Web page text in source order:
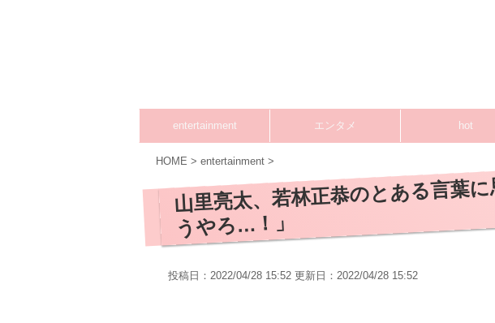
entertainment エンタメ hot
HOME > entertainment >
山里亮太、若林正恭のとある言葉
うやろ…！」
投稿日：2022/04/28 15:52 更新日： 2022/04/28 15:52